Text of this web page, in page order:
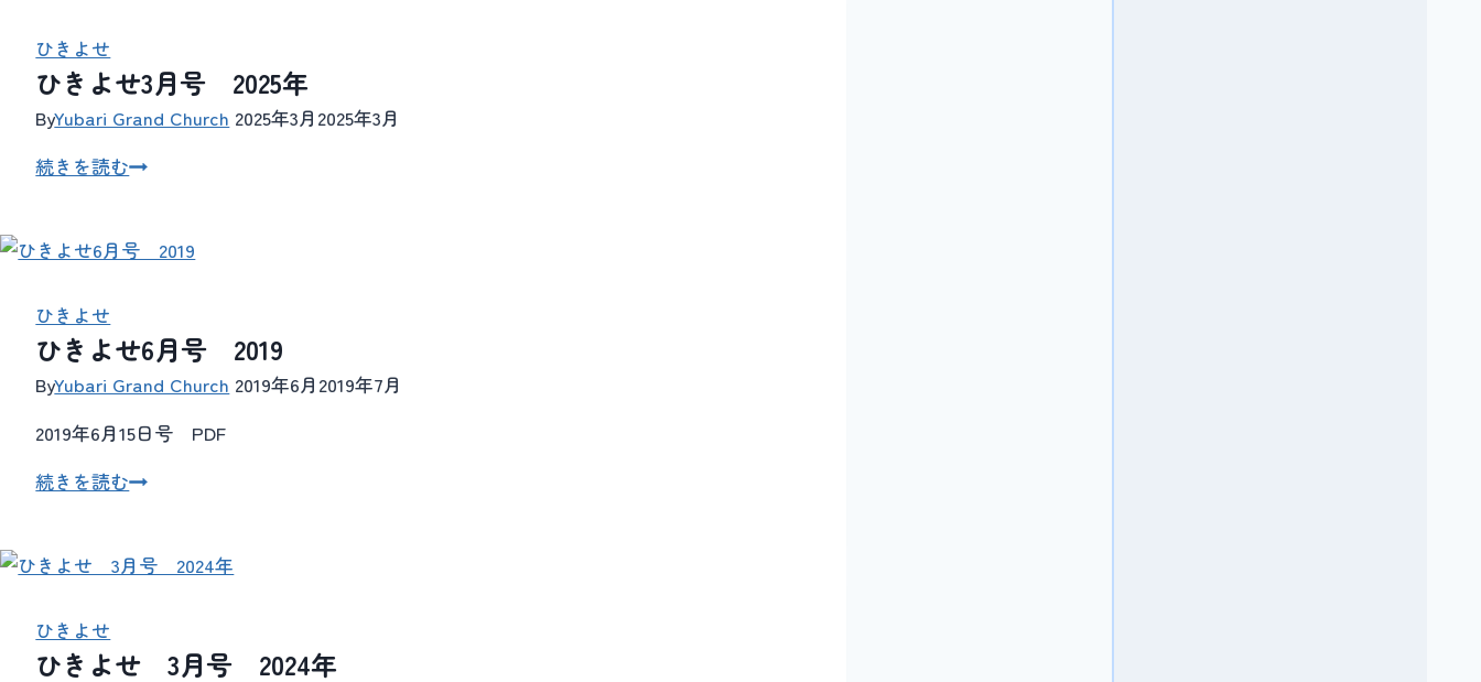
ー
シ
ョ
ひきよせ
ひきよせ3月号 2025年
ByYubari Grand Church 2025年3月 2025年3月
続きを読むひ
せ
号
2025
年
ひきよせ
ひきよせ6月号 2019
ByYubari Grand Church 2019年6月 2019年7月
2019年6月15日号 PDF
続きを読むひ
せ
号
ひきよせ
ひきよせ 3月号 2024年